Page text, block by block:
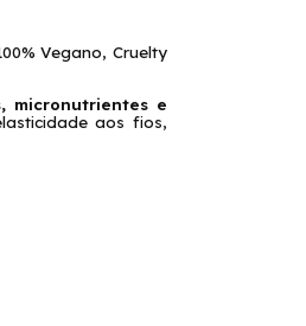
Vegano, Cruelty
micronutrientes e
aos fios,